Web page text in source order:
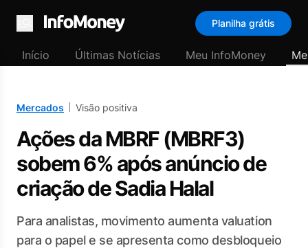
Menu
Planilha grátis
Início Últimas Notícias Meu InfoMoney
Mercados Visão positiva
Ações da MBRF (MBRF3)
sobem 6% após anúncio de
criação de Sadia Halal
Para analistas, movimento aumenta valuation
para o papel e se apresenta como desbloqueio